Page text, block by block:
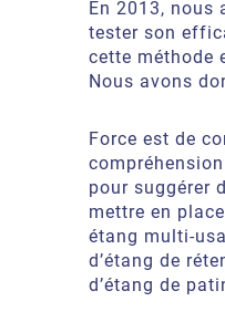
En 2013, nous
tester son
cette méthode
Nous avons
Force est de
pour suggérer
mettre en
étang multi-
d’étang de
d’étang de